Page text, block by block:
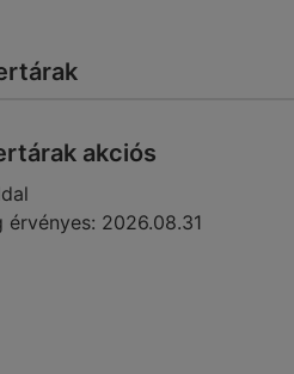
akciós
érvényes: 2026.08.31